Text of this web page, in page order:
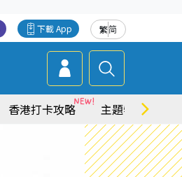
繁简
下載 App
香港打卡攻略 主題特集